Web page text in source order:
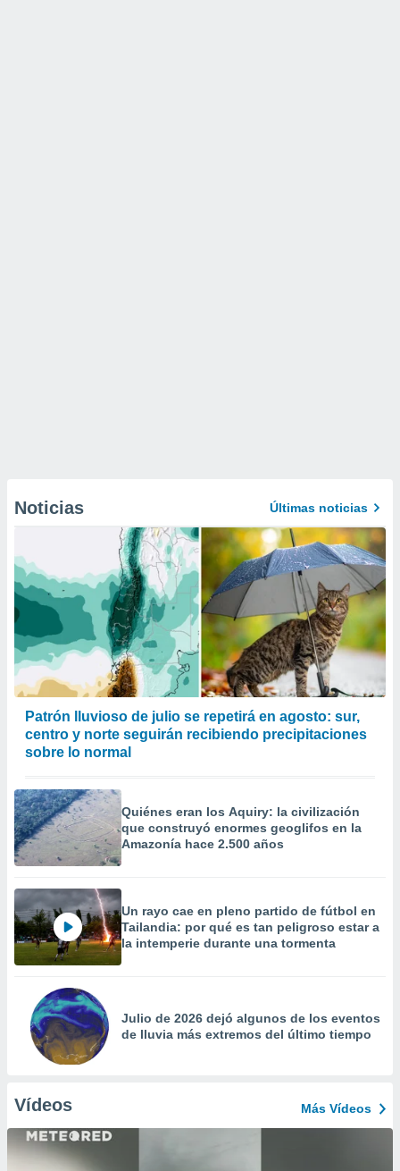
Noticias Últimas noticias
Patrón lluvioso de julio se repetirá en agosto: sur,
centro y norte seguirán recibiendo precipitaciones
sobre lo normal
Quiénes eran los Aquiry: la civilización
que construyó enormes geoglifos en la
Amazonía hace 2.500 años
Un rayo cae en pleno partido de fútbol en
Tailandia: por qué es tan peligroso estar a
la intemperie durante una tormenta
Julio de 2026 dejó algunos de los eventos
de lluvia más extremos del último tiempo
Vídeos Más Vídeos